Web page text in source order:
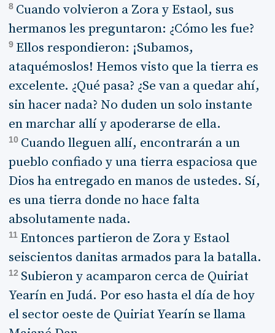
8 Cuando volvieron a Zora y Estaol, sus
hermanos les preguntaron: ¿Cómo les fue?
9 Ellos respondieron: ¡Subamos,
ataquémoslos! Hemos visto que la tierra es
excelente. ¿Qué pasa? ¿Se van a quedar ahí,
sin hacer nada? No duden un solo instante
en marchar allí y apoderarse de ella.
10 Cuando lleguen allí, encontrarán a un
pueblo confiado y una tierra espaciosa que
Dios ha entregado en manos de ustedes. Sí,
es una tierra donde no hace falta
absolutamente nada.
11 Entonces partieron de Zora y Estaol
seiscientos danitas armados para la batalla.
12 Subieron y acamparon cerca de Quiriat
Yearín en Judá. Por eso hasta el día de hoy
el sector oeste de Quiriat Yearín se llama